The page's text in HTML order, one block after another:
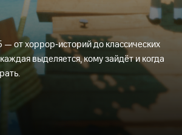
от хоррор‑историй до классических
выделяется, кому зайдёт и когда